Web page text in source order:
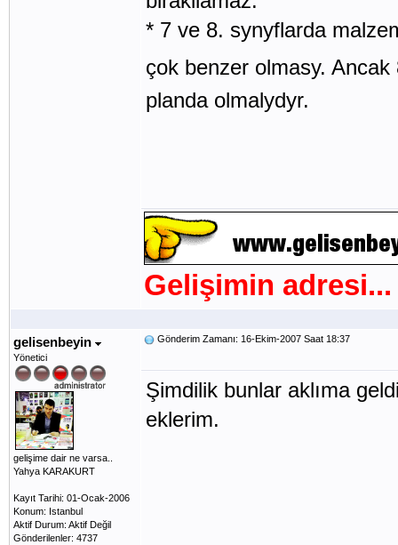
* 7 ve 8. synyflarda
çok benzer olmasy.
planda olmalydyr.
Gelişimin adresi...
gelisenbeyin
Yönetici
gelişime dair ne varsa..
Yahya KARAKURT
Kayıt Tarihi: 01-Ocak-2006
Konum: Istanbul
Aktif Durum: Aktif Değil
Gönderilenler: 4737
Gönderim Zamanı: 16-Ekim-2007 Saat 18:37
Şimdilik bunlar aklıma
eklerim.